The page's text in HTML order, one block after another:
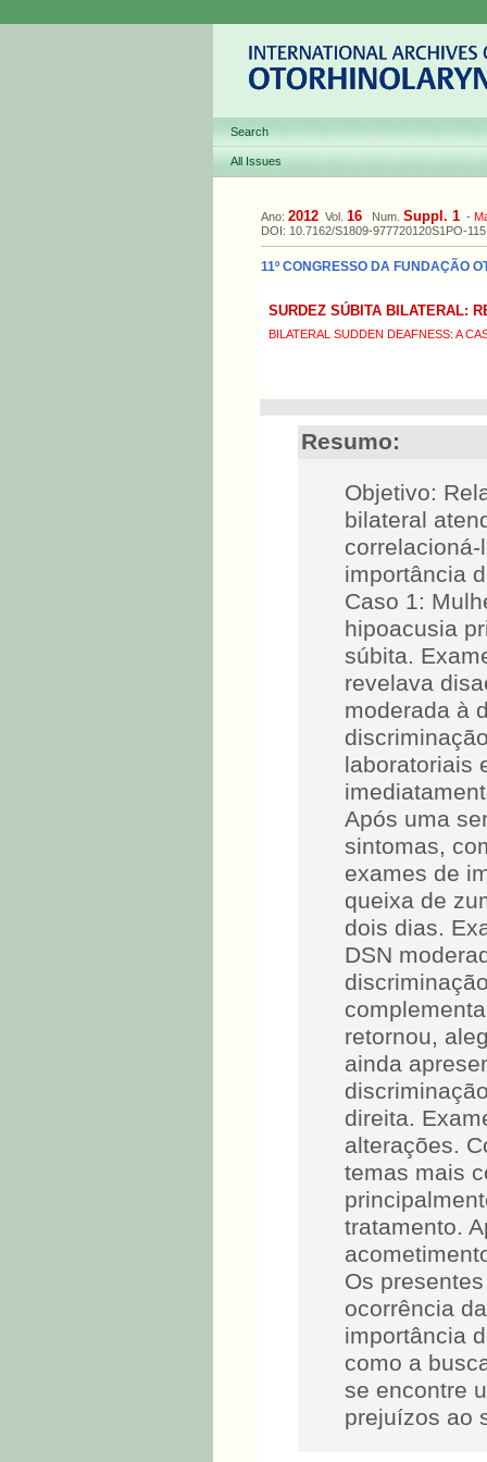
Search
All Issues
Ano: 2012 Vol. 16 Num. Suppl. 1 -
DOI: 10.7162/S1809-977720120S1PO-115
11º CONGRESSO DA FUNDAÇÃO
SURDEZ SÚBITA BILATERAL:
BILATERAL SUDDEN DEAFNESS: A
Resumo:
Objetivo:
bilateral
importância
Caso 1:
hipoacusia
súbita.
revelava
moderada à
laboratoriais
Após uma
sintomas,
exames de
queixa de
dois dias.
DSN
retornou,
ainda
direita.
alterações.
temas mais
tratamento.
Os
ocorrência
importância
como a
se encontre
prejuízos ao